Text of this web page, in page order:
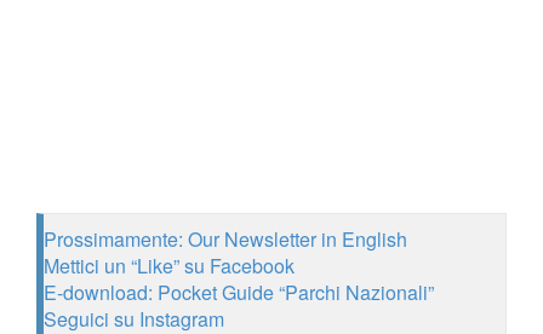
Prossimamente: Our Newsletter in English
Mettici un “Like” su Facebook
E-download: Pocket Guide “Parchi Nazionali”
Seguici su Instagram